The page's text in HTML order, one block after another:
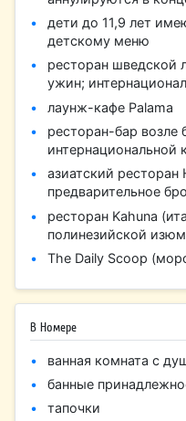
дети до 11,9 лет
детскому меню
ресторан шведской
ужин;
лаунж-кафе Palama
ресторан-бар возле
интернациональной
азиатский ресторан
предварительное
ресторан Kahuna
полинезийской
The Daily Scoop
В Номере
ванная комната с
банные
тапочки